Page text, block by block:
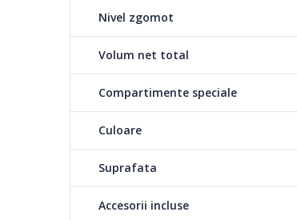
asigura
Usi reversibile
Usile se pot deschide atat in stanga, cat si
cum doresti si in functie de spatiul pe care il
Nivel zgomot
Volum net total
Compartimente speciale
Culoare
Suprafata
Accesorii incluse